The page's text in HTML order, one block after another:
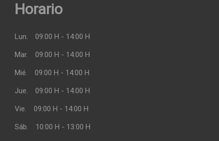
Horario
Lun. 09:00 H - 14:00 H
Mar. 09:00 H - 14:00 H
Mié. 09:00 H - 14:00 H
Jue. 09:00 H - 14:00 H
Vie. 09:00 H - 14:00 H
Sáb. 10:00 H - 13:00 H